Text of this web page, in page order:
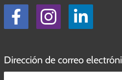
Facebook
Dirección de correo